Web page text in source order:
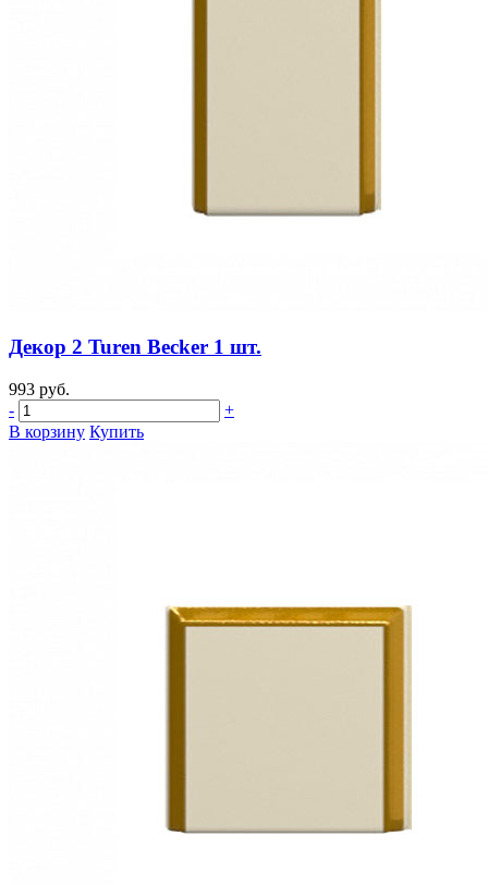
Декор 2 Turen Becker 1 шт.
993 руб.
-
+
В корзину Купить